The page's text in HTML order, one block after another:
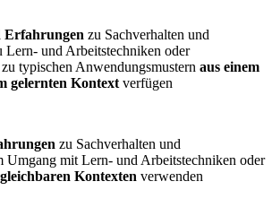
Erfahrungen zu Sachverhalten und
Lern- und Arbeitstechniken oder
typischen Anwendungsmustern aus einem
gelernten Kontext verfügen
zu Sachverhalten und
Umgang mit Lern- und Arbeitstechniken oder
Kontexten verwenden